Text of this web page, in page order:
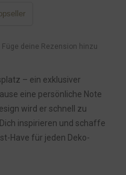
Füge deine Rezension hinzu
– ein exklusiver
eine persönliche Note
wird er schnell zu
inspirieren und schaffe
Have für jeden Deko-